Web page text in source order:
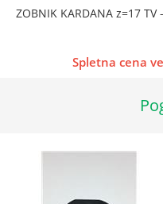
ZOBNIK KARDANA z=17 TV
Spletna cena